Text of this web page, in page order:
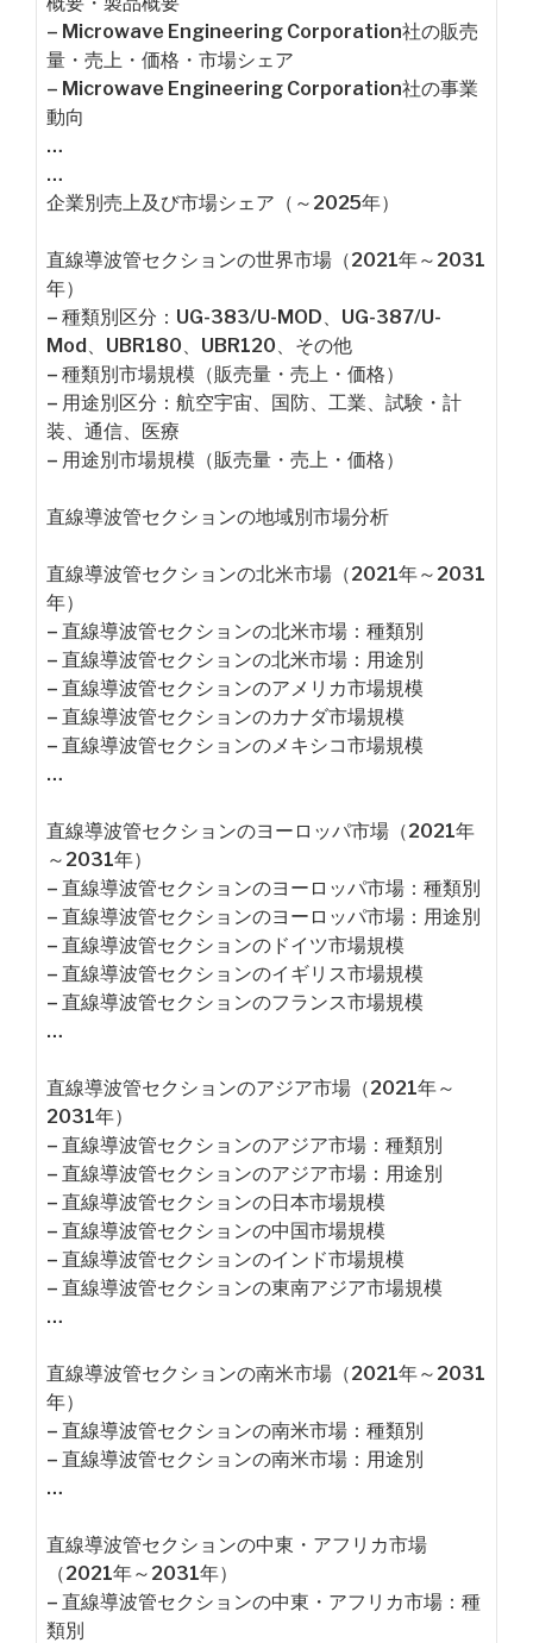
– Microwave Engineering Corporation社の販売
量・売上・価格・市場シェア
– Microwave Engineering Corporation社の事業
動向
…
…
企業別売上及び市場シェア（～2025年）
直線導波管セクションの世界市場（2021年～2031
年）
– 種類別区分：UG-383/U-MOD、UG-387/U-
Mod、UBR180、UBR120、その他
– 種類別市場規模（販売量・売上・価格）
– 用途別区分：航空宇宙、国防、工業、試験・計
装、通信、医療
– 用途別市場規模（販売量・売上・価格）
直線導波管セクションの地域別市場分析
直線導波管セクションの北米市場（2021年～2031
年）
– 直線導波管セクションの北米市場：種類別
– 直線導波管セクションの北米市場：用途別
– 直線導波管セクションのアメリカ市場規模
– 直線導波管セクションのカナダ市場規模
– 直線導波管セクションのメキシコ市場規模
…
直線導波管セクションのヨーロッパ市場（2021年
～2031年）
– 直線導波管セクションのヨーロッパ市場：種類別
– 直線導波管セクションのヨーロッパ市場：用途別
– 直線導波管セクションのドイツ市場規模
– 直線導波管セクションのイギリス市場規模
– 直線導波管セクションのフランス市場規模
…
直線導波管セクションのアジア市場（2021年～
2031年）
– 直線導波管セクションのアジア市場：種類別
– 直線導波管セクションのアジア市場：用途別
– 直線導波管セクションの日本市場規模
– 直線導波管セクションの中国市場規模
– 直線導波管セクションのインド市場規模
– 直線導波管セクションの東南アジア市場規模
…
直線導波管セクションの南米市場（2021年～2031
年）
– 直線導波管セクションの南米市場：種類別
– 直線導波管セクションの南米市場：用途別
…
直線導波管セクションの中東・アフリカ市場
（2021年～2031年）
– 直線導波管セクションの中東・アフリカ市場：種
類別